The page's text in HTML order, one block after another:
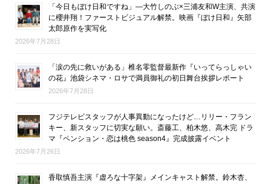
「今日もぼけ日和ですね」―大竹しのぶ×三浦友和W主演、共演
に櫻井翔！ファーストビジュアル解禁。映画『ぼけ日和』矢部
太郎原作を実写化
2026年7月28日
「涙の先に救いがある」椎名零監督最新作『いってらっしゃい
の花』池袋シネマ・ロサで満員御礼の初日舞台挨拶レポート
2026年7月28日
フジテレビスタッフが人事異動になったけど…リリー・フラン
キー、新スタッフに切実な願い。斎藤工、柏木悠、高木完 ドラ
マ『ペンション・恋は桃色 season4』完成披露イベント
2026年7月26日
香取慎吾主演『虚ろな十字架』メインキャスト解禁。鈴木杏、